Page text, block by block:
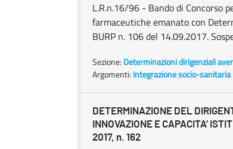
L.R.n.16/96 - Bando di Concorso
farmaceutiche emanato con
BURP n. 106 del 14.09.2017.
Sezione: Determinazioni dirigenziali
Argomenti: Integrazione socio-sanitaria
DETERMINAZIONE DEL
INNOVAZIONE E CAPACITA’
2017, n. 162